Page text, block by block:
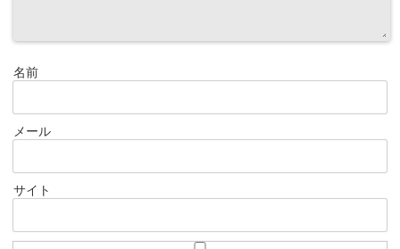
名前
メール
サイト